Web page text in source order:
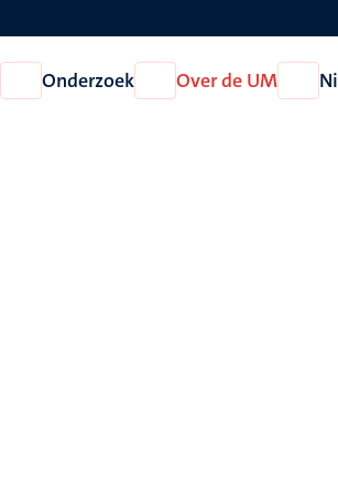
Open
Onderwijs
Onderzoek
Open
Onderzoek
Over de UM
Open
Over